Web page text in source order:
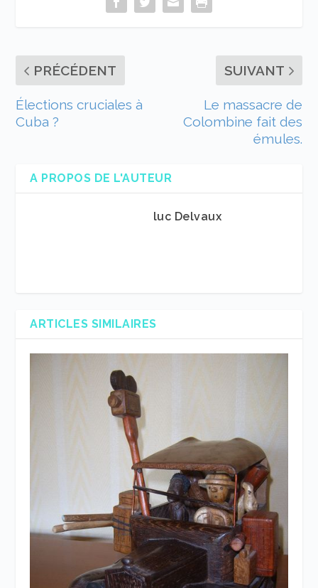
PRÉCÉDENT
Élections cruciales à
Cuba ?
SUIVANT
Le massacre de
Colombine fait des
émules.
A PROPOS DE L'AUTEUR
luc Delvaux
ARTICLES SIMILAIRES